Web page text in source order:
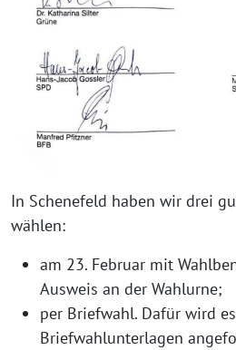
In Schenefeld haben wir drei
wählen:
am 23. Februar mit
Ausweis an der Wahlurne;
per Briefwahl. Dafür wird
Briefwahlunterlagen